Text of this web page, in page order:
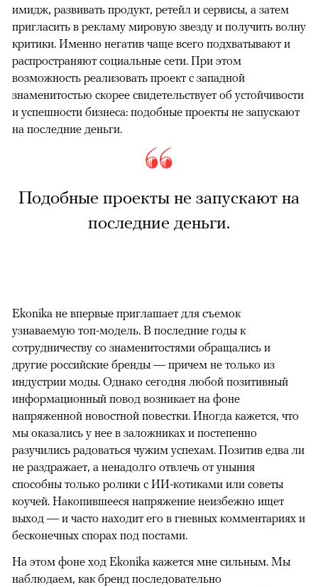
имидж, развивать продукт, ретейл и сервисы, а затем
пригласить в рекламу мировую звезду и получить волну
критики. Именно негатив чаще всего подхватывают и
распространяют социальные сети. При этом
возможность реализовать проект с западной
знаменитостью скорее свидетельствует об устойчивости
и успешности бизнеса: подобные проекты не запускают
на последние деньги.
Подобные проекты не запускают на
последние деньги.
Ekonika не впервые приглашает для съемок
узнаваемую топ-модель. В последние годы к
сотрудничеству со знаменитостями обращались и
другие российские бренды — причем не только из
индустрии моды. Однако сегодня любой позитивный
информационный повод возникает на фоне
напряженной новостной повестки. Иногда кажется, что
мы оказались у нее в заложниках и постепенно
разучились радоваться чужим успехам. Позитив едва ли
не раздражает, а ненадолго отвлечь от уныния
способны только ролики с ИИ-котиками или советы
коучей. Накопившееся напряжение неизбежно ищет
выход — и часто находит его в гневных комментариях и
бесконечных спорах под постами.
На этом фоне ход Ekonika кажется мне сильным. Мы
наблюдаем, как бренд последовательно